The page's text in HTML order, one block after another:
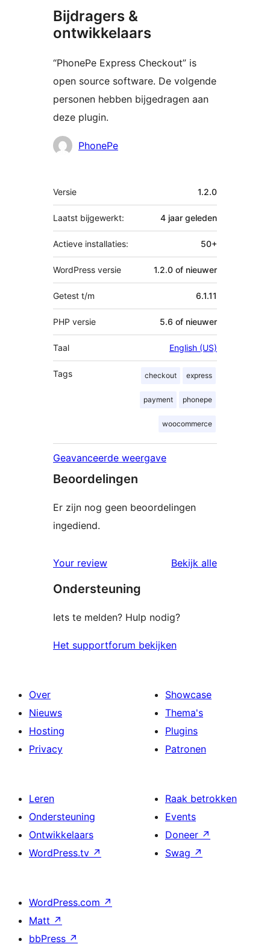
Bijdragers &
ontwikkelaars
“PhonePe Express Checkout” is
open source software. De volgende
personen hebben bijgedragen aan
deze plugin.
BijdragersPhonePe
Meta
Versie 1.2.0
Laatst bijgewerkt: 4 jaar geleden
Actieve installaties: 50+
WordPress versie 1.2.0 of nieuwer
Getest t/m 6.1.11
PHP versie 5.6 of nieuwer
Taal English (US)
Tags checkout express
payment phonepe
woocommerce
Geavanceerde weergave
Beoordelingen
Er zijn nog geen beoordelingen
ingediend.
Your review
Bekijk alle
Ondersteuning
Iets te melden? Hulp nodig?
Het supportforum bekijken
Over
Nieuws
Hosting
Privacy
Showcase
Thema's
Plugins
Patronen
Leren
Ondersteuning
Ontwikkelaars
WordPress.tv ↗
Raak betrokken
Events
Doneer ↗
Swag ↗
WordPress.com ↗
Matt ↗
bbPress ↗